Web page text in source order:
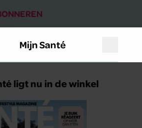
Mijn Santé
ligt nu in de winkel